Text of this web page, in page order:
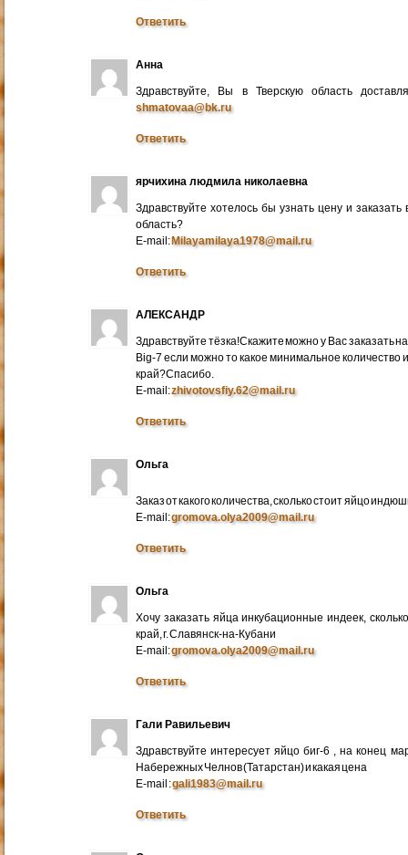
Ответить
Анна
Здравствуйте, Вы в Тверскую область
shmatovaa@bk.ru
Ответить
ярчихина людмила николаевна
Здравствуйте хотелось бы узнать цену и
область?
E-mail:Milayamilaya1978@mail.ru
Ответить
АЛЕКСАНДР
Здравствуйте тёзка!Скажите можно у Вас заказать
Big-7 если можно то какое минимальное количество
край?Спасибо.
E-mail:zhivotovsfiy.62@mail.ru
Ответить
Ольга
Заказ от какого количества, сколько стоит яйцо
E-mail:gromova.olya2009@mail.ru
Ответить
Ольга
Хочу заказать яйца инкубационные индеек,
край, г. Славянск-на-Кубани
E-mail:gromova.olya2009@mail.ru
Ответить
Гали Равильевич
Здравствуйте интересует яйцо биг-6 , на конец
Набережных Челнов (Татарстан) и какая цена
E-mail :gali1983@mail.ru
Ответить